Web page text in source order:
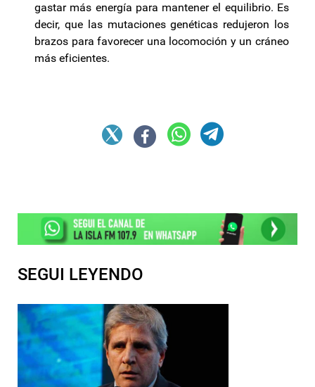
gastar más energía para mantener el equilibrio. Es
decir, que las mutaciones genéticas redujeron los
brazos para favorecer una locomoción y un cráneo
más eficientes.
SEGUI LEYENDO